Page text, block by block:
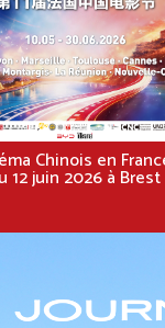
Chinois en
12 juin 2026 à Brest